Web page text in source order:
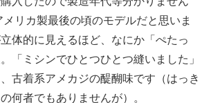
リカ製最後の頃のモデルだと思いま
体的に見えるほど、なにか「ぺたっ
「ミシンでひとつひとつ縫いました」
古着系アメカジの醍醐味です（はっき
何者でもありませんが）。